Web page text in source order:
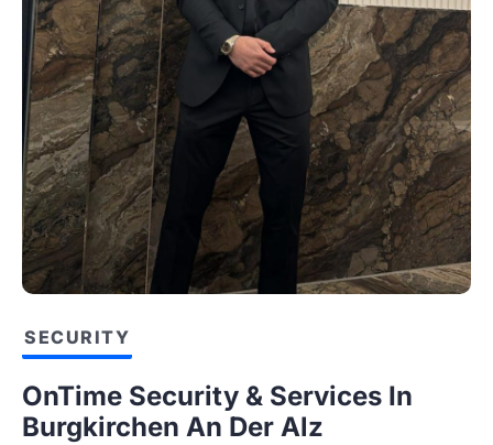
SECURITY
OnTime Security & Services In
Burgkirchen An Der Alz